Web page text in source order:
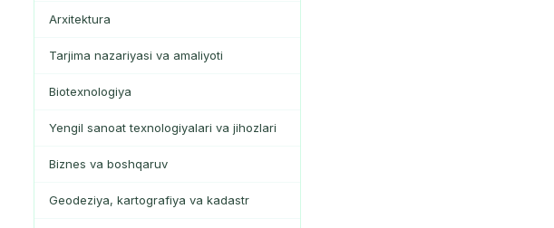
Arxitektura
Tarjima nazariyasi va amaliyoti
Biotexnologiya
Yengil sanoat texnologiyalari va jihozlari
Biznes va boshqaruv
Geodeziya, kartografiya va kadastr